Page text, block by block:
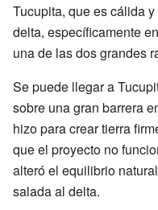
Tucupita, que es cálida
delta, específicamente
una de las dos grandes
Se puede llegar a
sobre una gran barrera
hizo para crear tierra
que el proyecto no
alteró el equilibrio
salada al delta.